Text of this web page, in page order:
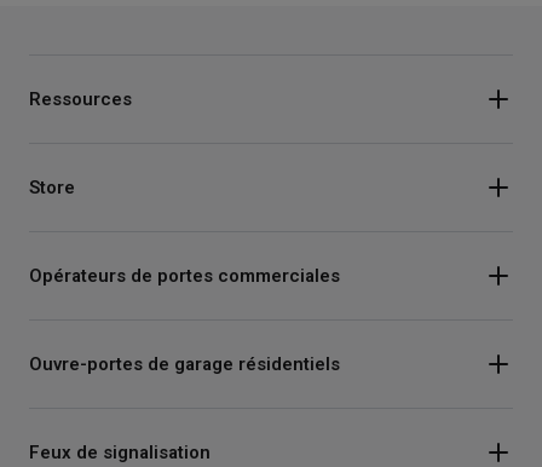
Ressources
Store
Opérateurs de portes commerciales
Ouvre-portes de garage résidentiels
Feux de signalisation